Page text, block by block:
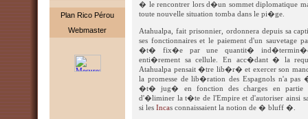
Mai
Juin
Aout
Plan Rico Pérou
Webmaster
� le rencontrer lors d�un sommet diplomatique
toute nouvelle situation tomba dans le pi�ge.
Atahualpa, fait prisonnier, ordonnera depuis sa
ses fonctionnaires et le paiement d'un
�t� fix�e par une quantit�
enti�rement sa cellule. En acc�dant � la
Atahualpa pensait �tre lib�r� et exercer son
la promesse de lib�ration des Espagnols n'a
�t� jug� en fonction des charges en partie
d'�liminer la t�te de l'Empire et d'autoriser ainsi
si les Incas connaissaient la notion de � bluff �.